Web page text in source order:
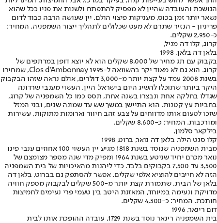
הנושכת והעובדה שהיין לא מפסיק להתפתח ולשנות את פניו ככל שהוא
נשאר יותר זמן בכוס, מעניקות פיצוי הולם. יין שעושה הרבה כבוד לדום
פריניון - הנזיר שתרם לא מעט שכלולים לתהליך ייצור השמפניה. המחיר:
כ-2,950 שקלים.
קרוג, קלו דה מניל,
בלאן דה בלאן, 1998
בקבוק עם תג מחיר של 8,000 שקלים הוא לא יוצא דופן במרתפים של
קרוג. הוא גם לא מאוד יקר בהשוואה ל-Clos d'Ambonnay 1995, שמחירו
בשנת 2008 עמד על קצת יותר מ-3,000 דולרים, אולם נראה שזהו הבקבוק
היקר ביותר שתוכלו להשיג היום בישראל. היין, העשוי מענבי שרדונה
שגדלו בחלקה אחת ונבצרו בשנה אחת, תסס כמו כל השמפניה של קרוג,
בחביות עץ קטנות. הוא התיישן במשך שש עד שמונה שנים, ובני המזל
שזכו לטעום אותו מדווחים על צבע זהב חיוור וארומות מתוקות, עשירות
ומורכבות. המחיר: כ-8,600 שקלים.
בילקאר סלמון,
קלו סנט הילר, בלאן דה נואר, ברוט, 1998
מבית השמפניה שנוסד בשנת 1818 מגיע יין העשוי 100 אחוזים ענבי פינו
נואר מכרם יחיד שניטע בשנת 1964 ומפיק מדי שנה מספר מצומצם של
3,500 עד 7,500 בקבוקים בלבד. כדי ליהנות מהאיכויות של בית השמפניה
הזה לא חייבים להוציא אלפי שקלים. אפשר להסתפק גם בברוט, בלאן דה
בלאן של הבית, שתמורת קצת יותר מ-500 שקלים לבקבוק מספק חוויה
מדויקת ונעימה במיוחד, המאזנת היטב בין טעמי פרי נעימים לחמיצות
חותכת. המחיר: כ-4,300 שקלים.
דום רינאר, 1996
בית השמפניה רינאר נוסד בשנת 1729, עובדה ההופכת אותו לבית